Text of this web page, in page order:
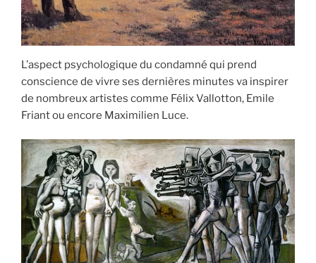
L’aspect psychologique du condamné qui prend
conscience de vivre ses dernières minutes va inspirer
de nombreux artistes comme Félix Vallotton, Emile
Friant ou encore Maximilien Luce.